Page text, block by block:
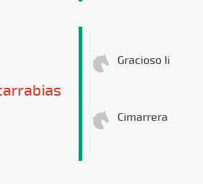
Gracioso Ii
Cimarrera